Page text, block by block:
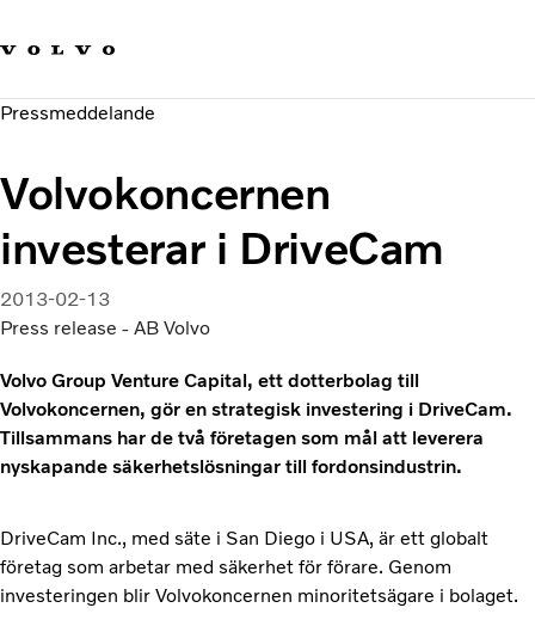
Hållbara transporter
Investerare
Pressmeddelande
Volvokoncernen
investerar i DriveCam
2013-02-13
Press release - AB Volvo
Volvo Group Venture Capital, ett dotterbolag till
Volvokoncernen, gör en strategisk investering i DriveCam.
Tillsammans har de två företagen som mål att leverera
nyskapande säkerhetslösningar till fordonsindustrin.
DriveCam Inc., med säte i San Diego i USA, är ett globalt
företag som arbetar med säkerhet för förare. Genom
investeringen blir Volvokoncernen minoritetsägare i bolaget.